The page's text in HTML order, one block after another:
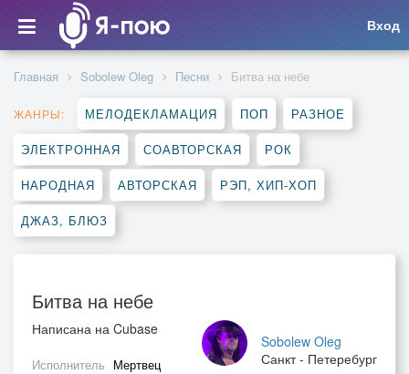
Вход
Главная Sobolew Oleg Песни Битва на небе
ЖАНРЫ: МЕЛОДЕКЛАМАЦИЯ ПОП РАЗНОЕ
ЭЛЕКТРОННАЯ СОАВТОРСКАЯ РОК
НАРОДНАЯ АВТОРСКАЯ РЭП, ХИП-ХОП
ДЖАЗ, БЛЮЗ
Битва на небе
Sobolew Oleg
Санкт - Петеребург
Написана на Cubase
Исполнитель Мертвец